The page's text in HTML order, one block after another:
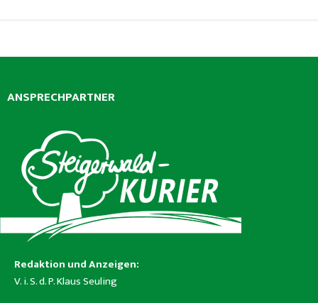
ANSPRECHPARTNER
Redaktion und Anzeigen:
V. i. S. d. P. Klaus Seuling